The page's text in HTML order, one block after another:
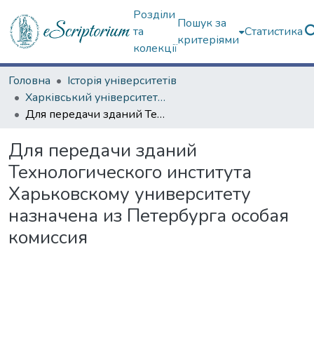
Розділи
та
колекції
Пошук за
критеріями
Статистика
Головна
Історія університетів
Харківський університет (сторінками періодичних видань)
Для передачи зданий Технологического института Харьковскому университету назначена из Петербурга особая комиссия
Для передачи зданий
Технологического института
Харьковскому университету
назначена из Петербурга особая
комиссия